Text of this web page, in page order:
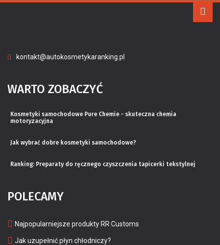
kontakt@autokosmetykaranking.pl
WARTO ZOBACZYĆ
Kosmetyki samochodowe Pure Chemie - skuteczna chemia
motoryzacyjna
Jak wybrać dobre kosmetyki samochodowe?
Ranking: Preparaty do ręcznego czyszczenia tapicerki tekstylnej
POLECAMY
Najpopularniejsze produkty RR Customs
Jak uzupełnić płyn chłodniczy?